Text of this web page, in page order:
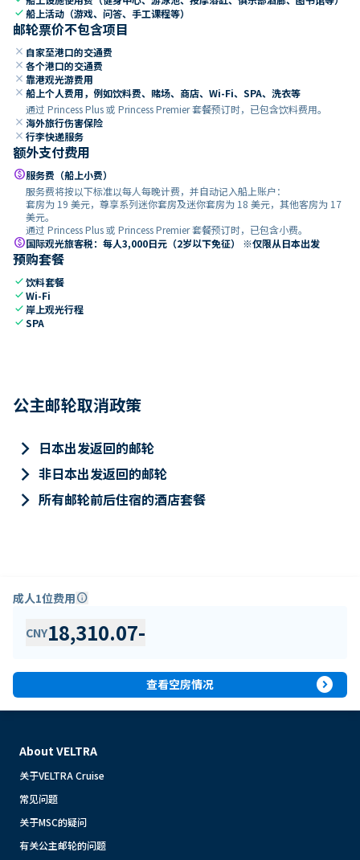
check船上活动（游戏、问答、手工课程等）
邮轮票价不包含项目
close 自家至港口的交通费
close 各个港口的交通费
close 靠港观光游费用
close 船上个人费用，例如饮料费、赌场、商店、Wi-Fi、SPA、洗衣等
通过 Princess Plus 或 Princess Premier 套餐预订时，已包含饮料费用。
close 海外旅行伤害保险
close 行李快递服务
额外支付费用
paid服务费（船上小费）
服务费将按以下标准以每人每晚计费，并自动记入船上账户：
套房为 19 美元，尊享系列迷你套房及迷你套房为 18 美元，其他客房为 17
美元。
通过 Princess Plus 或 Princess Premier 套餐预订时，已包含小费。
paid国际观光旅客税：每人3,000日元（2岁以下免征） ※仅限从日本出发
预购套餐
check饮料套餐
checkWi-Fi
check 岸上观光行程
checkSPA
公主邮轮取消政策
keyboard_arrow_right 日本出发返回的邮轮
keyboard_arrow_right 非日本出发返回的邮轮
keyboard_arrow_right 所有邮轮前后住宿的酒店套餐
成人1位费用info
CNY18,310.07-
查看空房情况 expand_circle_right
About VELTRA
关于VELTRA Cruise
常见问题
关于MSC的疑问
有关公主邮轮的问题